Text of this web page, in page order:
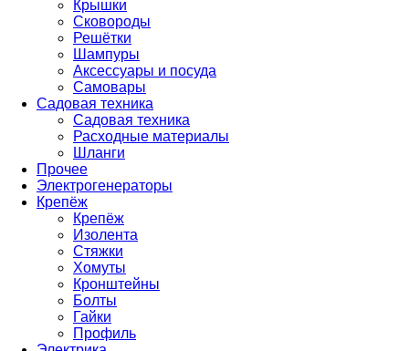
Крышки
Сковороды
Решётки
Шампуры
Аксессуары и посуда
Самовары
Садовая техника
Садовая техника
Расходные материалы
Шланги
Прочее
Электрогенераторы
Крепёж
Крепёж
Изолента
Стяжки
Хомуты
Кронштейны
Болты
Гайки
Профиль